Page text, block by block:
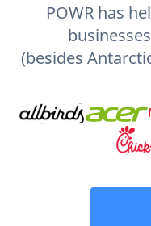
POWR has
(besides